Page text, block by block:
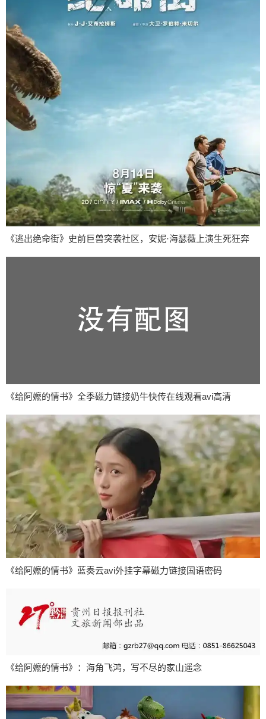
《逃出绝命街》史前巨兽突袭社区，安妮·海瑟薇上演生死狂奔
《给阿嬷的情书》全季磁力链接奶牛快传在线观看avi高清
《给阿嬷的情书》蓝奏云avi外挂字幕磁力链接国语密码
《给阿嬷的情书》：海角飞鸿，写不尽的家山遥念